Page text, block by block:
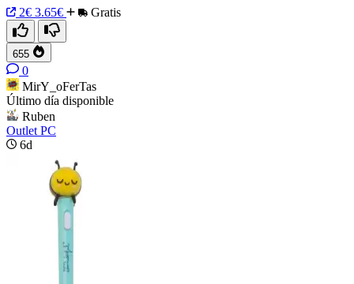
2€ 3.65€ Gratis
655
0
MirY_oFerTas
Último día disponible
Ruben
Outlet PC
6d